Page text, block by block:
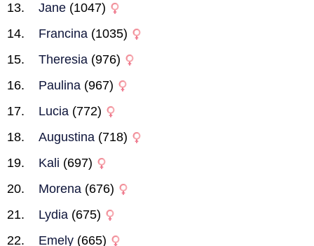
Jane (1047)
Francina (1035)
Theresia (976)
Paulina (967)
Lucia (772)
Augustina (718)
Kali (697)
Morena (676)
Lydia (675)
Emely (665)